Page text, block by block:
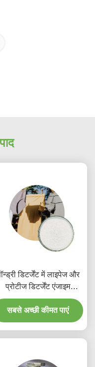
डिटर्जेंट में लाइपेज और
प्रोटीज डिटर्जेंट एंजाइम
G से 1500000u
G
सबसे अच्छी कीमत पाएं